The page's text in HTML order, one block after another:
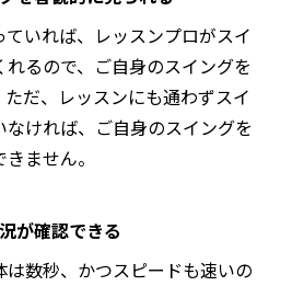
いれば、レッスンプロがスイ
るので、ご自身のスイングを
だ、レッスンにも通わずスイ
ければ、ご自身のスイングを
ません。
が確認できる
数秒、かつスピードも速いの